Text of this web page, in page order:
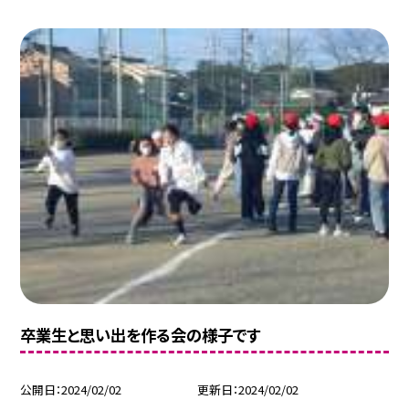
卒業生と思い出を作る会の様子です
公開日 2024/02/02 更新日 2024/02/02